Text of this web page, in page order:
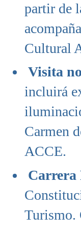
partir de
Cultural
Visita
incluirá
Carmen
ACCE.
Carrera
Turismo.